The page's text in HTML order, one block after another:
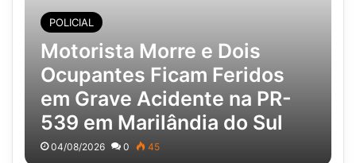
POLICIAL
Motorista Morre e Dois
Ocupantes Ficam Feridos
em Grave Acidente na PR-
539 em Marilândia do Sul
04/08/2026 0 45